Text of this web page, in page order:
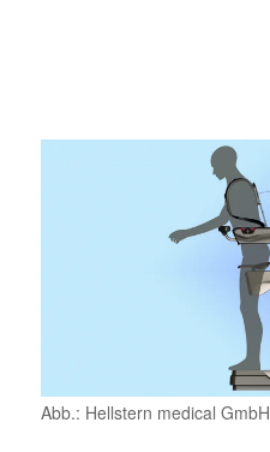
Abb.: Hellstern medical GmbH